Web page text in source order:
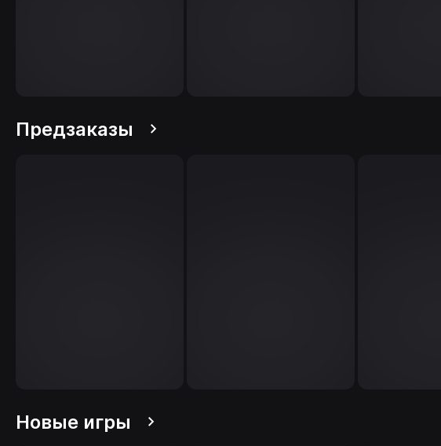
Предзаказы
Новые игры